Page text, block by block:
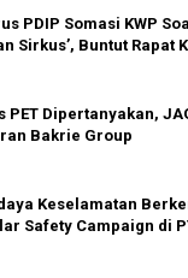
PDIP Somasi KWP
Sirkus’, Buntut Rapat
Ahmad
PET Dipertanyakan,
Bakrie Group
Keselamatan
Safety Campaign di